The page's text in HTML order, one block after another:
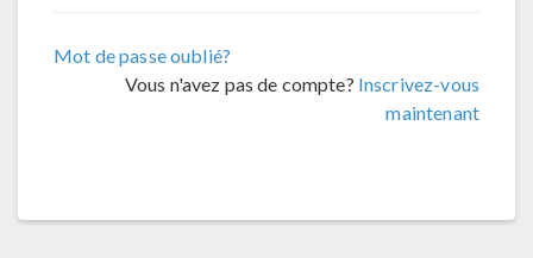
Mot de passe oublié?
Vous n'avez pas de compte? Inscrivez-vous
maintenant